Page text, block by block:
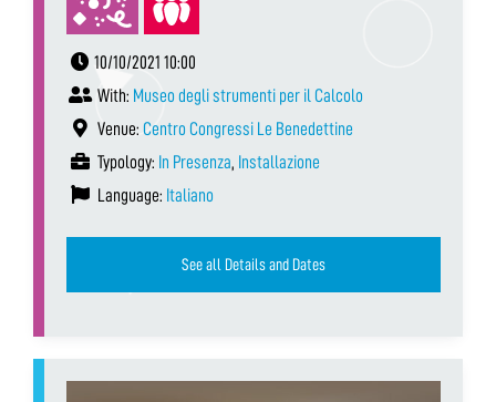
10/10/2021 10:00
With: Museo degli strumenti per il Calcolo
Venue: Centro Congressi Le Benedettine
Typology: In Presenza, Installazione
Language: Italiano
See all Details and Dates